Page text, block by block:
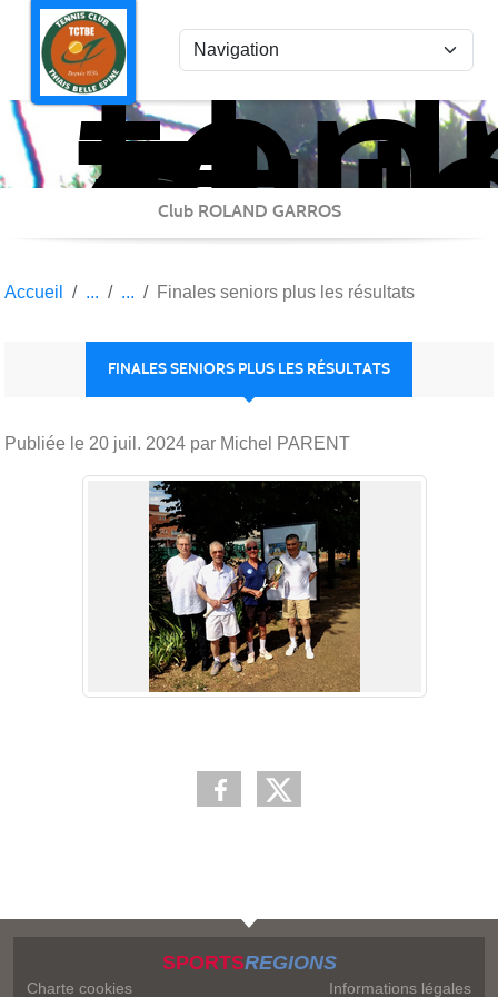
Club ROLAND GARROS
Accueil Finales seniors plus les résultats
FINALES SENIORS PLUS LES RÉSULTATS
Publiée le 20 juil. 2024 par Michel PARENT
SPORTSREGIONS
Charte cookies Informations légales
Panneau de gestion des cookies